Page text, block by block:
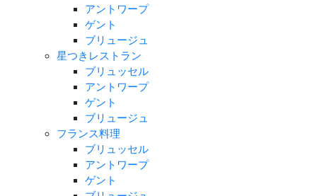
アントワープ
ゲント
ブリュージュ
星つきレストラン
ブリュッセル
アントワープ
ゲント
ブリュージュ
フランス料理
ブリュッセル
アントワープ
ゲント